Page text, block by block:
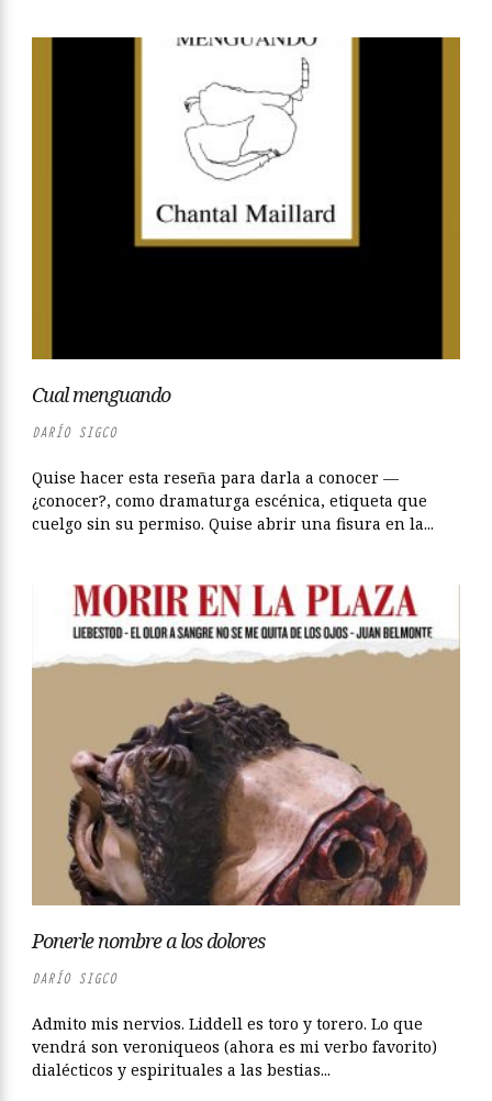
Cual menguando
DARÍO SIGCO
Quise hacer esta reseña para darla a conocer —
¿conocer?, como dramaturga escénica, etiqueta que
cuelgo sin su permiso. Quise abrir una fisura en la...
Ponerle nombre a los dolores
DARÍO SIGCO
Admito mis nervios. Liddell es toro y torero. Lo que
vendrá son veroniqueos (ahora es mi verbo favorito)
dialécticos y espirituales a las bestias...